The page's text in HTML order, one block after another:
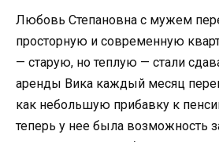
Любовь Степановна с мужем
просторную и современную
— старую, но теплую — стали
аренды Вика каждый месяц
как небольшую прибавку к
теперь у нее была возможность